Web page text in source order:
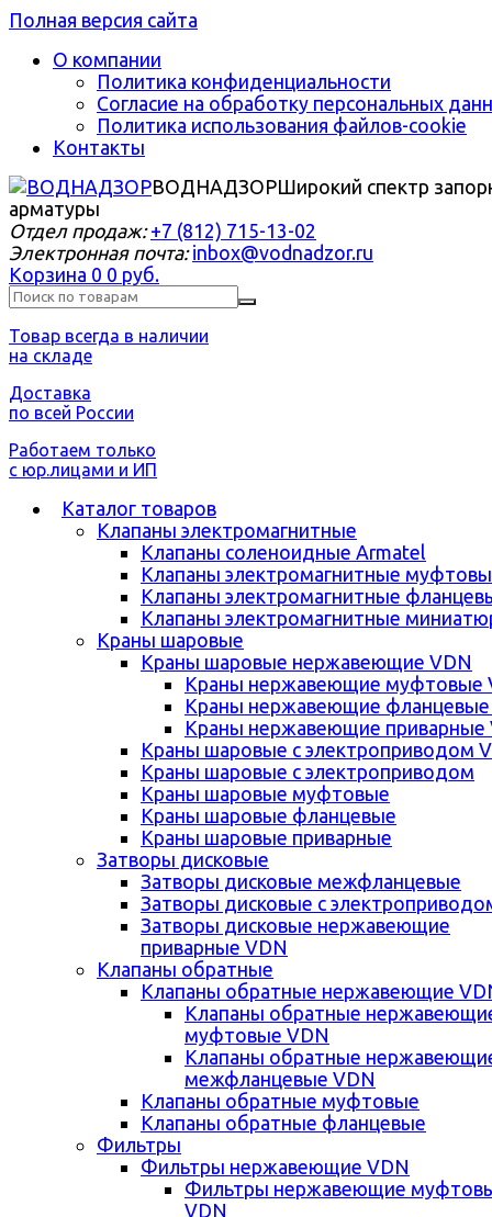
Полная версия сайта
О компании
Политика конфиденциальности
Согласие на обработку персональных
Политика использования файлов-cookie
Контакты
ВОДНАДЗОРШирокий спектр
арматуры
Отдел продаж: +7 (812) 715-13-02
Электронная почта: inbox@vodnadzor.ru
Корзина 0 0 руб.
Товар всегда в наличии
на складе
Доставка
по всей России
Работаем только
с юр.лицами и ИП
Каталог товаров
Клапаны электромагнитные
Клапаны соленоидные Armatel
Клапаны электромагнитные
Клапаны электромагнитные
Клапаны электромагнитные
Краны шаровые
Краны шаровые нержавеющие VDN
Краны нержавеющие муфтовые
Краны нержавеющие фланцевые
Краны нержавеющие приварные
Краны шаровые с электроприводом
Краны шаровые с электроприводом
Краны шаровые муфтовые
Краны шаровые фланцевые
Краны шаровые приварные
Затворы дисковые
Затворы дисковые межфланцевые
Затворы дисковые с
Затворы дисковые нержавеющие
приварные VDN
Клапаны обратные
Клапаны обратные нержавеющие
Клапаны обратные
муфтовые VDN
Клапаны обратные
межфланцевые VDN
Клапаны обратные муфтовые
Клапаны обратные фланцевые
Фильтры
Фильтры нержавеющие VDN
Фильтры нержавеющие
VDN